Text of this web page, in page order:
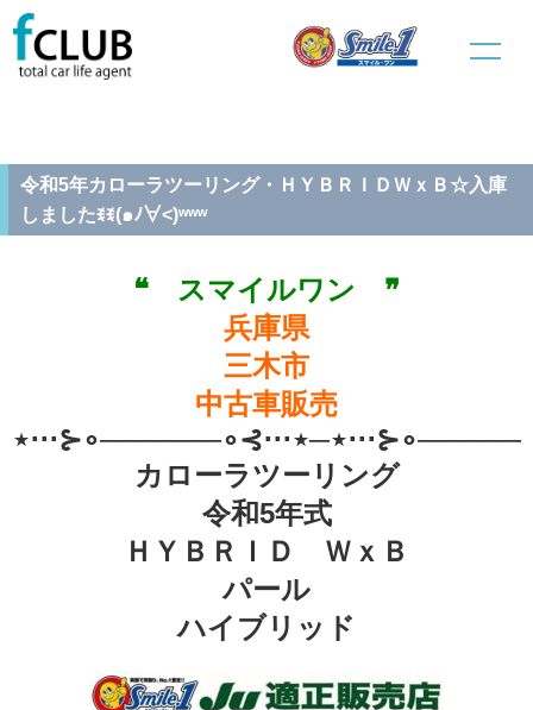
ホーム
令和5年カローラツーリング・ＨＹＢＲＩＤＷｘＢ☆入庫しましたꉂꉂ
(๑ﾉ∀˂)ʷʷʷ
令和5年カローラツーリング・ＨＹＢＲＩＤＷｘＢ☆入庫
しましたꉂꉂ(๑ﾉ∀˂)ʷʷʷ
❝ スマイルワン ❞
兵庫県
三木市
中古車販売
カローラツーリング
令和5年式
ＨＹＢＲＩＤ ＷｘＢ
パール
ハイブリッド